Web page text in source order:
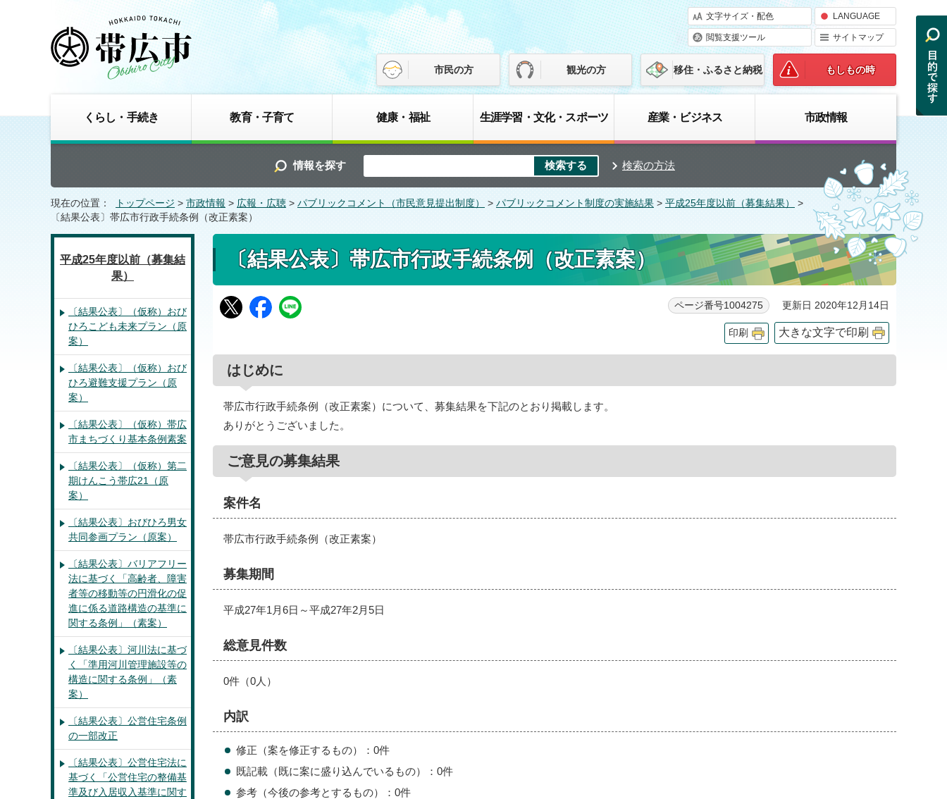
文字サイズ・配色 LANGUAGE
閲覧支援ツール サイトマップ
市民の方 観光の方 移住・ふるさと納税 もしもの時
くらし・手続き 教育・子育て 健康・福祉 生涯学習・文化・スポーツ 産業・ビジネス 市政情報
情報を探す 検索の方法
現在の位置： トップページ > 市政情報 > 広報・広聴 > パブリックコメント（市民意見提出制度） > パブリックコメント制度の実施結果 > 平成25年度以前（募集結果）
>
〔結果公表〕帯広市行政手続条例（改正素案）
〔結果公表〕帯広市行政手続条例（改正素案）
ページ番号1004275 更新日 2020年12月14日
印刷 大きな文字で印刷
はじめに
帯広市行政手続条例（改正素案）について、募集結果を下記のとおり掲載します。
ありがとうございました。
ご意見の募集結果
案件名
帯広市行政手続条例（改正素案）
募集期間
平成27年1月6日～平成27年2月5日
総意見件数
0件（0人）
内訳
修正（案を修正するもの）：0件
既記載（既に案に盛り込んでいるもの）：0件
参考（今後の参考とするもの）：0件
平成25年度以前（募集結
果）
〔結果公表〕（仮称）おび
ひろこども未来プラン（原
案）
〔結果公表〕（仮称）おび
ひろ避難支援プラン（原
案）
〔結果公表〕（仮称）帯広
市まちづくり基本条例素案
〔結果公表〕（仮称）第二
期けんこう帯広21（原
案）
〔結果公表〕おびひろ男女
共同参画プラン（原案）
〔結果公表〕バリアフリー
法に基づく「高齢者、障害
者等の移動等の円滑化の促
進に係る道路構造の基準に
関する条例」（素案）
〔結果公表〕河川法に基づ
く「準用河川管理施設等の
構造に関する条例」（素
案）
〔結果公表〕公営住宅条例
の一部改正
〔結果公表〕公営住宅法に
基づく「公営住宅の整備基
準及び入居収入基準に関す